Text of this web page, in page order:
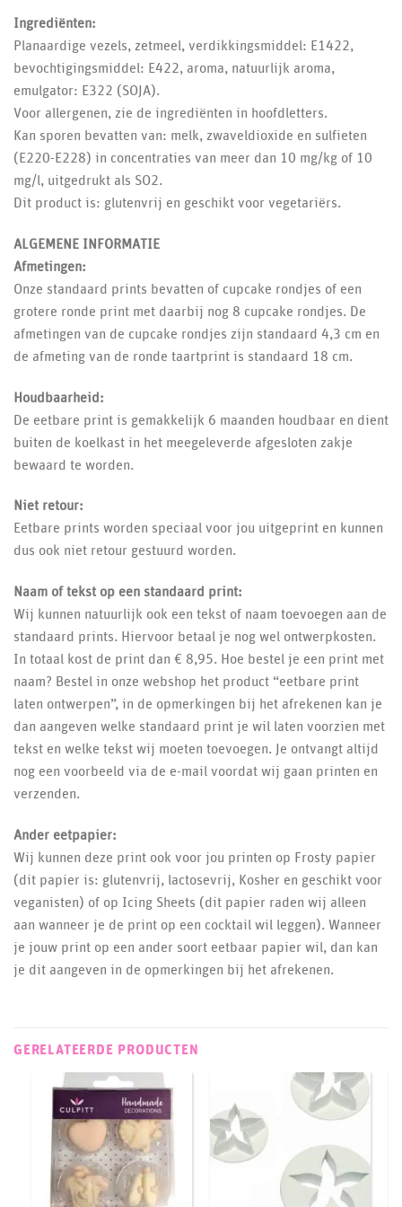
Ingrediënten:
Planaardige vezels, zetmeel, verdikkingsmiddel: E1422,
bevochtigingsmiddel: E422, aroma, natuurlijk aroma,
emulgator: E322 (SOJA).
Voor allergenen, zie de ingrediënten in hoofdletters.
Kan sporen bevatten van: melk, zwaveldioxide en sulfieten
(E220-E228) in concentraties van meer dan 10 mg/kg of 10
mg/l, uitgedrukt als SO2.
Dit product is: glutenvrij en geschikt voor vegetariërs.
ALGEMENE INFORMATIE
Afmetingen:
Onze standaard prints bevatten of cupcake rondjes of een
grotere ronde print met daarbij nog 8 cupcake rondjes. De
afmetingen van de cupcake rondjes zijn standaard 4,3 cm en
de afmeting van de ronde taartprint is standaard 18 cm.
Houdbaarheid:
De eetbare print is gemakkelijk 6 maanden houdbaar en dient
buiten de koelkast in het meegeleverde afgesloten zakje
bewaard te worden.
Niet retour:
Eetbare prints worden speciaal voor jou uitgeprint en kunnen
dus ook niet retour gestuurd worden.
Naam of tekst op een standaard print:
Wij kunnen natuurlijk ook een tekst of naam toevoegen aan de
standaard prints. Hiervoor betaal je nog wel ontwerpkosten.
In totaal kost de print dan € 8,95. Hoe bestel je een print met
naam? Bestel in onze webshop het product “eetbare print
laten ontwerpen”, in de opmerkingen bij het afrekenen kan je
dan aangeven welke standaard print je wil laten voorzien met
tekst en welke tekst wij moeten toevoegen. Je ontvangt altijd
nog een voorbeeld via de e-mail voordat wij gaan printen en
verzenden.
Ander eetpapier:
Wij kunnen deze print ook voor jou printen op Frosty papier
(dit papier is: glutenvrij, lactosevrij, Kosher en geschikt voor
veganisten) of op Icing Sheets (dit papier raden wij alleen
aan wanneer je de print op een cocktail wil leggen). Wanneer
je jouw print op een ander soort eetbaar papier wil, dan kan
je dit aangeven in de opmerkingen bij het afrekenen.
GERELATEERDE PRODUCTEN